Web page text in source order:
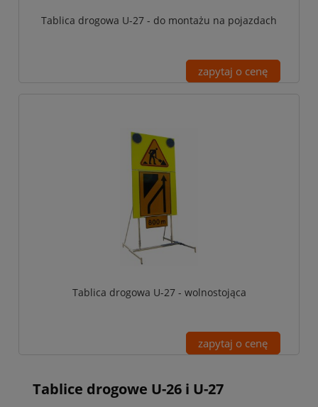
Tablica drogowa U-27 - do montażu na pojazdach
zapytaj o cenę
Tablica drogowa U-27 - wolnostojąca
zapytaj o cenę
Tablice drogowe U-26 i U-27